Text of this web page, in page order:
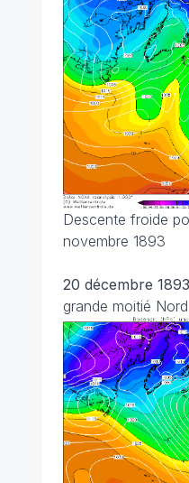
Descente froide
novembre 1893
20 décembre 1893
grande moitié